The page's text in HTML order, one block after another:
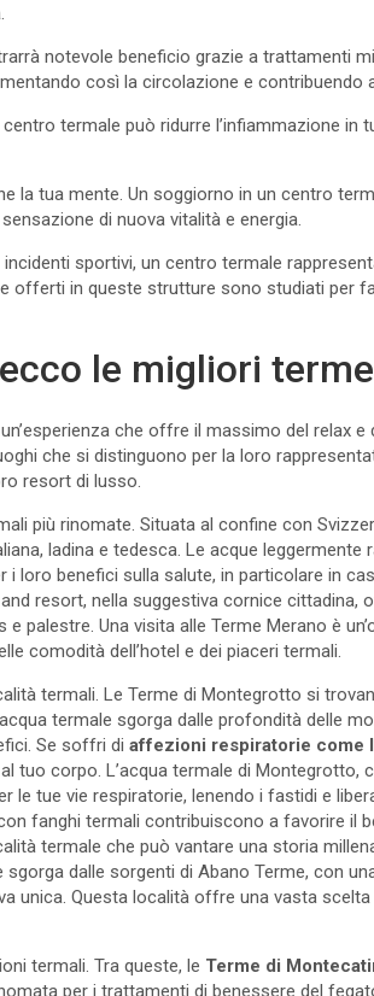
notevole beneficio grazie a trattamenti
così la circolazione e contribuendo
termale può ridurre l’infiammazione
la tua mente. Un soggiorno in un centro
di nuova vitalità e energia.
sportivi, un centro termale
offerti in queste strutture sono studiati per
le migliori
che offre il massimo del relax e
che si distinguono per la loro
resort di lusso.
più rinomate. Situata al confine con
ladina e tedesca. Le acque leggermente
loro benefici sulla salute, in particolare in
resort, nella suggestiva cornice cittadina,
palestre. Una visita alle Terme Merano è
comodità dell’hotel e dei piaceri termali.
termali. Le Terme di Montegrotto si
termale sgorga dalle profondità delle
Se soffri di affezioni respiratorie come
tuo corpo. L’acqua termale di Montegrotto,
le tue vie respiratorie, lenendo i fastidi e
fanghi termali contribuiscono a favorire il
termale che può vantare una storia
sgorga dalle sorgenti di Abano Terme, con
unica. Questa località offre una vasta
termali. Tra queste, le Terme di
per i trattamenti di benessere del